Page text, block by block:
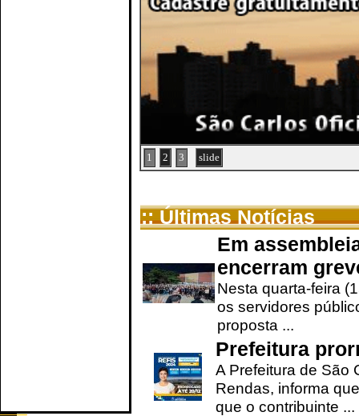
1 2 3 slide
:: Últimas Notícias
Em
encerram
Nesta quarta-feira
os servidores
proposta ...
Prefeitura
A Prefeitura de São
Rendas, informa
que o contribuinte ...